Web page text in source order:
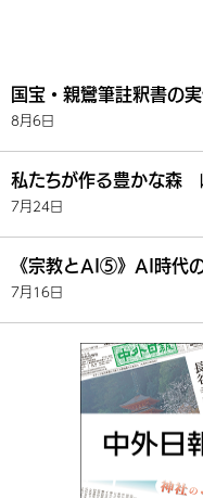
国宝・親鸞筆註釈書の
8月6日
私たちが作る豊かな森
7月24日
《宗教とAI⑤》AI時代
7月16日